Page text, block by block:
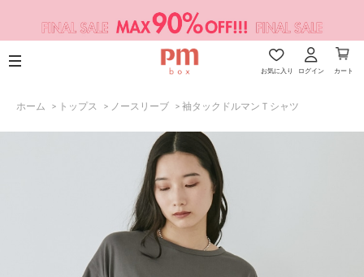
お気に入り ログイン カート
ホーム > トップス > ノースリーブ > 袖タックドルマンＴシャツ